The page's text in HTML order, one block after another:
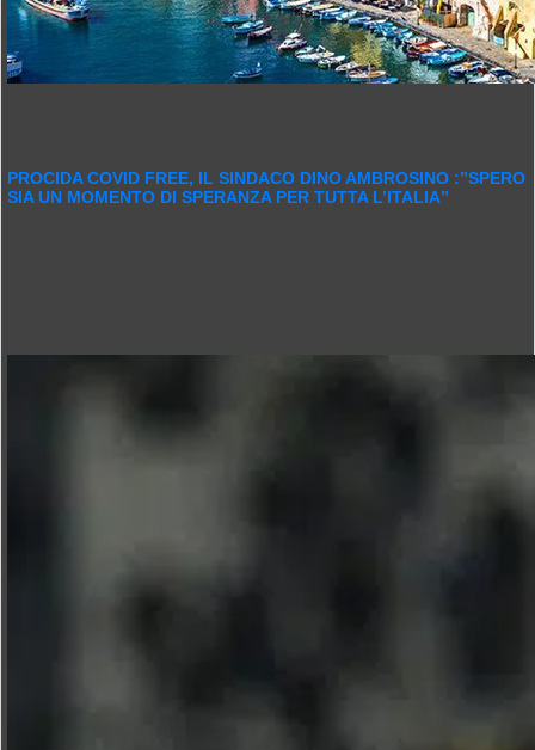
PROCIDA COVID FREE, IL SINDACO DINO AMBROSINO :”SPERO
SIA UN MOMENTO DI SPERANZA PER TUTTA L’ITALIA”